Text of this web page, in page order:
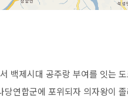
백제시대 공주랑 부여를 잇는
당연합군에 포위되자 의자왕이